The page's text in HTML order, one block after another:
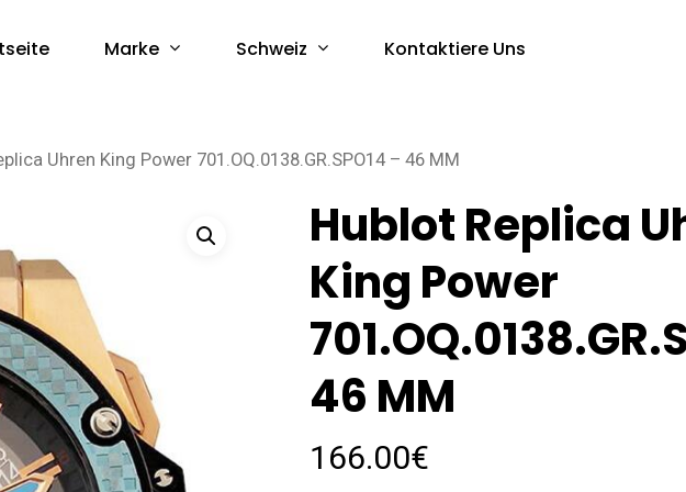
Marke Schweiz Kontaktiere Uns
Uhren King Power 701.OQ.0138.GR.SPO14 – 46 MM
Hublot Replica
King Power
46 MM
166.00€